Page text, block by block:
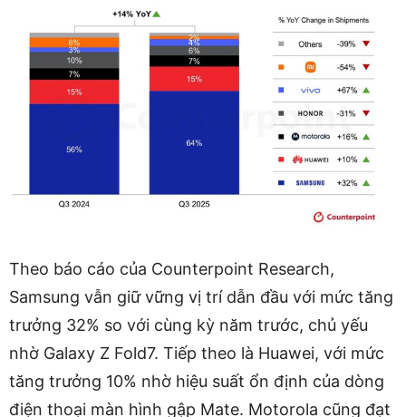
Theo báo cáo của Counterpoint Research,
Samsung vẫn giữ vững vị trí dẫn đầu với mức tăng
trưởng 32% so với cùng kỳ năm trước, chủ yếu
nhờ Galaxy Z Fold7. Tiếp theo là Huawei, với mức
tăng trưởng 10% nhờ hiệu suất ổn định của dòng
điện thoại màn hình gập Mate. Motorola cũng đạt